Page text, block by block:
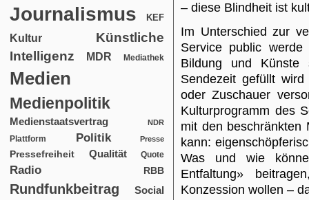
Journalismus KEF
Kultur
Künstliche
Intelligenz
MDR Mediathek
Medien
Medienpolitik
Medienstaatsvertrag NDR
Plattform Politik Presse
Pressefreiheit Qualität Quote
Radio RBB
Rundfunkbeitrag
Social
– diese Blindheit ist
Im Unterschied zur
Service public werde
Bildung und Künste
Sendezeit gefüllt
oder Zuschauer
Kulturprogramm des
mit den beschränkten
kann:
Was und wie
Entfaltung»
Konzession wollen –